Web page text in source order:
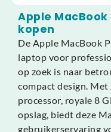
Apple MacBook
kopen
De Apple MacBook
laptop voor
op zoek is naar
compact design.
processor, royale 8
opslag, biedt deze
gebruikerservaring